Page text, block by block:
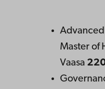
Master of
Vaasa